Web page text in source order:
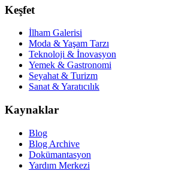
Keşfet
İlham Galerisi
Moda & Yaşam Tarzı
Teknoloji & İnovasyon
Yemek & Gastronomi
Seyahat & Turizm
Sanat & Yaratıcılık
Kaynaklar
Blog
Blog Archive
Dokümantasyon
Yardım Merkezi